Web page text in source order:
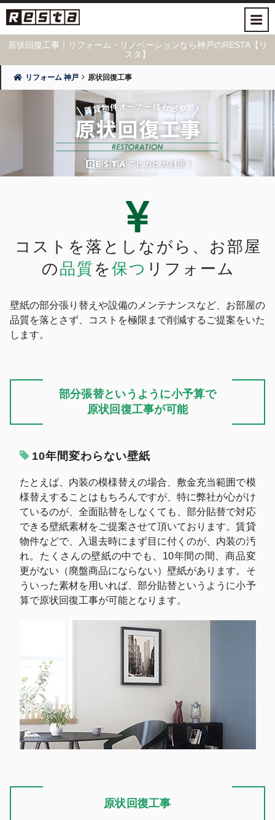
原状回復工事｜リフォーム・リノベーションなら神戸のRESTA【リ
スタ】
リフォーム 神戸 原状回復工事
コストを落としながら、 お部屋
の品質 を保つ リフォーム
壁紙の部分張り替えや設備のメンテナンスなど、お部屋の
品質を落とさず、コストを極限まで削減するご提案をいた
します。
部分張替というように小予算で
原状回復工事が可能
10年間変わらない壁紙
たとえば、内装の模様替えの場合、敷金充当範囲で模
様替えすることはもちろんですが、特に弊社が心がけ
ているのが、全面貼替をしなくても、部分貼替で対応
できる壁紙素材をご提案させて頂いております。賃貸
物件などで、入退去時にまず目に付くのが、内装の汚
れ。たくさんの壁紙の中でも、10年間の間、商品変
更がない（廃盤商品にならない）壁紙があります。そ
ういった素材を用いれば、部分貼替というように小予
算で原状回復工事が可能となります。
原状回復工事